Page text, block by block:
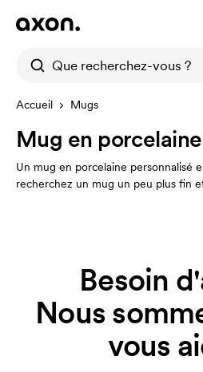
Accueil Mugs
Mug en
Un mug en porcelaine personnalisé
recherchez un mug un peu plus fin
Besoin
Nous
vous